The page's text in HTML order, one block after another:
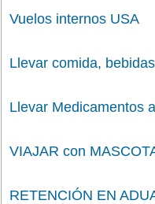
Vuelos internos USA
Llevar comida,
Llevar Medicamentos
VIAJAR con
RETENCIÓN EN